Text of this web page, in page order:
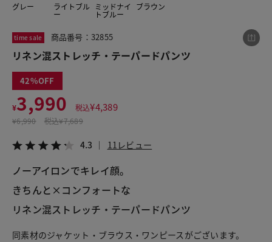
グレー ライトブル
ー
ミッドナイ
トブルー
ブラウン
time sale 商品番号：32855
リネン混ストレッチ・テーパードパンツ
42
¥3,990 税込¥4,389
¥6,990 税込¥7,689
4.3 11レビュー
ノーアイロンでキレイ顔。
きちんと×コンフォートな
リネン混ストレッチ・テーパードパンツ
同素材のジャケット・ブラウス・ワンピースがございます。
この商品をシェアする
リネン混ストレッチ・テーパードパンツ